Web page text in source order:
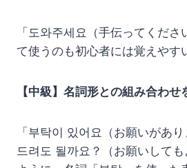
「도와주세요（手伝ってくだ
て使うのも初心者には覚えやす
【中級】名詞形との組み合わせ
「부탁이 있어요（お願いがあ
드려도 될까요？（お願いして